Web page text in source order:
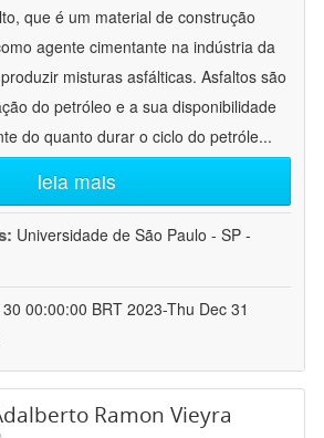
que é um material de construção
agente cimentante na indústria da
misturas asfálticas. Asfaltos são
do petróleo e a sua disponibilidade
do quanto durar o ciclo do petróle...
leia mais
Universidade de São Paulo - SP -
00:00:00 BRT 2023-Thu Dec 31
Ramon Vieyra